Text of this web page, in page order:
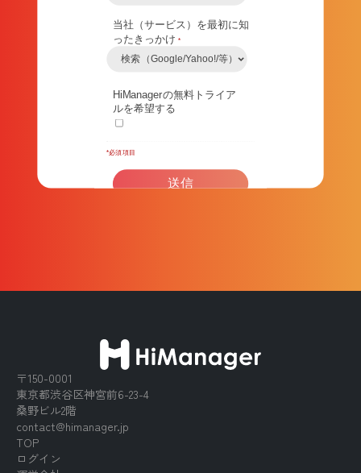
〒150-0001
東京都渋谷区神宮前6-23-4
桑野ビル2階
contact@himanager.jp
TOP
ログイン